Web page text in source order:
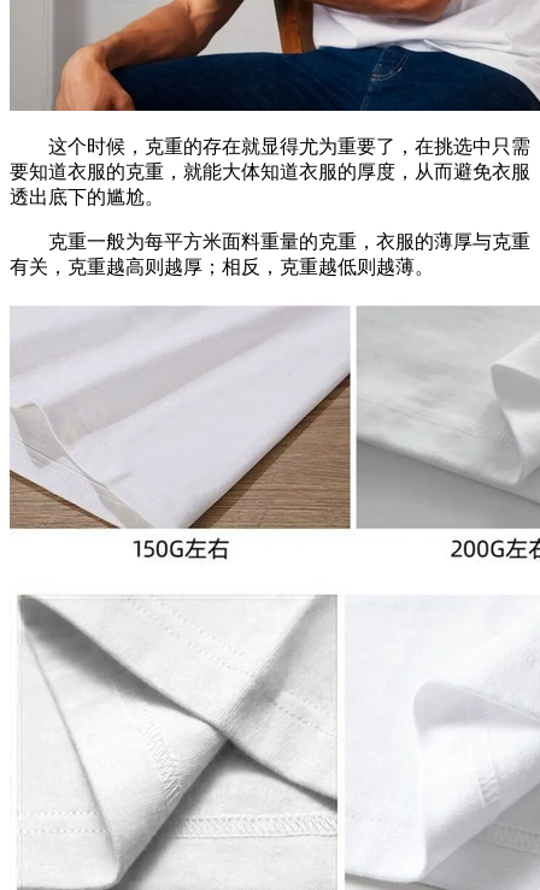
这个时候，克重的存在就显得尤为重要了，在挑选中只需
要知道衣服的克重，就能大体知道衣服的厚度，从而避免衣服
透出底下的尴尬。
克重一般为每平方米面料重量的克重，衣服的薄厚与克重
有关，克重越高则越厚；相反，克重越低则越薄。